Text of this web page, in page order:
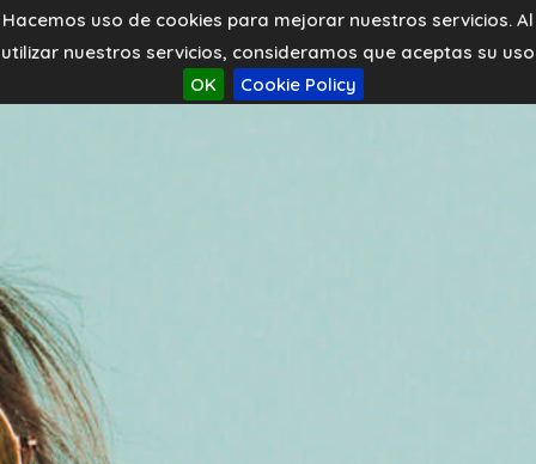
Hacemos uso de cookies para mejorar nuestros servicios. Al
utilizar nuestros servicios, consideramos que aceptas su uso
OK
Cookie Policy